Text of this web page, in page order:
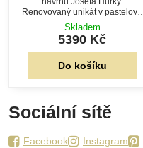
Renovovaný unikát v pastelově
zelené a oranžové barvě s novou
elektroinstalací a nastavitelným
kloubem.
Skladem
5390 Kč
Do košíku
Sociální sítě
Facebook Instagram